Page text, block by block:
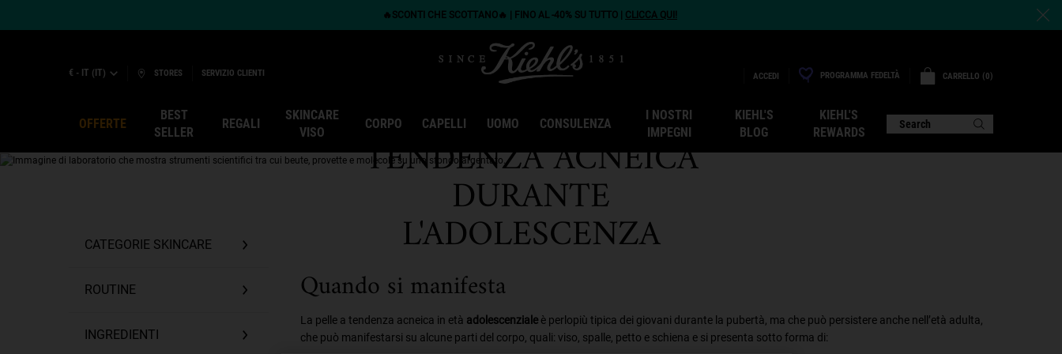
🔥SCONTI CHE SCOTTANO🔥 | FINO AL -40% SU TUTTO | CLICCA QUI!
€ - IT (IT) STORES SERVIZIO CLIENTI ACCEDI PROGRAMMA FEDELTÀ CARRELLO 0
0 PRODOTTO
OFFERTE
BEST
SELLER
REGALI
SKINCARE
VISO
CORPO CAPELLI UOMO CONSULENZA
I NOSTRI
IMPEGNI
KIEHL'S
BLOG
KIEHL'S
REWARDS
Search
Main content
COME PRENDERSI
CURA DELLA PELLE A
TENDENZA ACNEICA
DURANTE
L'ADOLESCENZA
CATEGORIE SKINCARE
ROUTINE
INGREDIENTI
Quando si manifesta
La pelle a tendenza acneica in età adolescenzialeè perlopiù tipica dei giovani durante la pubertà, ma che può persistere anche nell’età adulta,
che può manifestarsi su alcune parti del corpo, quali: viso, spalle, petto e schiena e si presenta sotto forma di: